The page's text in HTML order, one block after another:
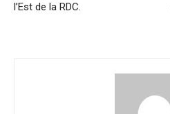
l’Est de la RDC.